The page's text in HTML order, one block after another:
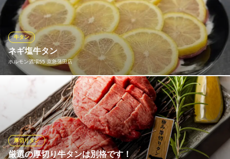
希少部位も各種取り揃え、イベリコ豚・宮崎鶏・熊本馬刺しな
ど、こだわりの肉の食材も多種取り揃えております。こだわりの
炭火焼きによって、炭火ならではの味をご堪能ください。
※こちらは夜のみのこだわりです。
京城亭
佐賀牛 炭火焼肉
ＪＲ京浜東北線蒲田駅西口 徒歩5分
東京都大田区西蒲田7-8-6
ネギ塩牛タン
ホルモン酒場55 京急蒲田店
牛タン
レモンの風味がついて、さっぱりしてパクパク行けちゃいます！
ホルモン酒場55 京急蒲田店
ホルモン酒場
京急空港線京急蒲田駅 徒歩3分
東京都大田区蒲田4-16-8 リビオ蒲田ザ・ゲート1F
厳選の厚切り牛タンは別格です！
厚切りタン